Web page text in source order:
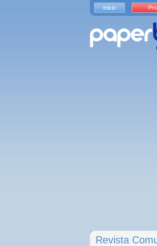
Revista
Inicio